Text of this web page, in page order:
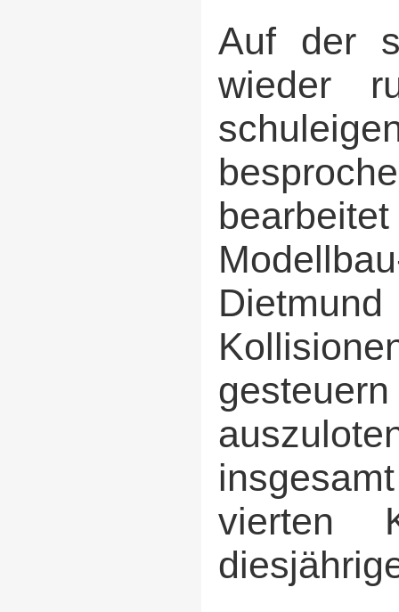
Auf der
wieder
vierten